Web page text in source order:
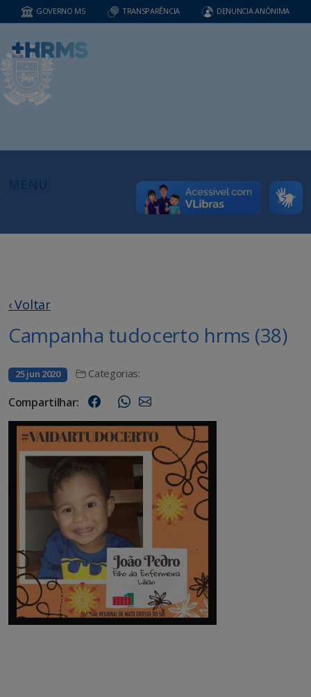
GOVERNO MS TRANSPARÊNCIA DENUNCIA ANÔNIMA
‹ Voltar
Campanha tudocerto hrms (38)
25 jun 2020 Categorias:
Compartilhar: